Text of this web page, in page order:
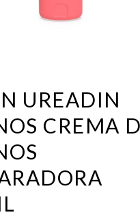
UREADIN
CREMA